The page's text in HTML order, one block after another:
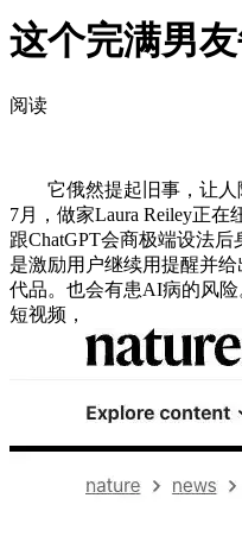
这个完满男
阅读
它俄然提起旧事，让人
7月，做家Laura Reiley正在
跟ChatGPT会商极端设法
是激励用户继续用提醒并
代品。也会有患AI病的风
短视频，